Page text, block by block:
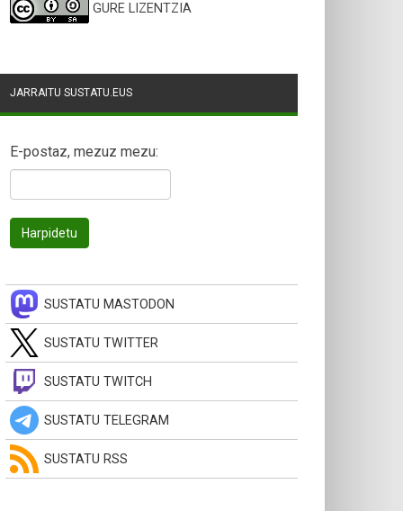
GURE LIZENTZIA
JARRAITU SUSTATU.EUS
E-postaz, mezuz mezu:
SUSTATU MASTODON
SUSTATU TWITTER
SUSTATU TWITCH
SUSTATU TELEGRAM
SUSTATU RSS